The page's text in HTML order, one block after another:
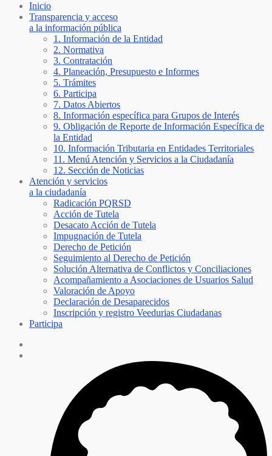
Inicio
Transparencia y acceso
a la información pública
1. Información de la Entidad
2. Normativa
3. Contratación
4. Planeación, Presupuesto e Informes
5. Trámites
6. Participa
7. Datos Abiertos
8. Información específica para Grupos de Interés
9. Obligación de Reporte de Información Específica de
la Entidad
10. Información Tributaria en Entidades Territoriales
11. Menú Atención y Servicios a la Ciudadanía
12. Sección de Noticias
Atención y servicios
a la ciudadanía
Radicación PQRSD
Acción de Tutela
Desacato Acción de Tutela
Impugnación de Tutela
Derecho de Petición
Seguimiento al Derecho de Petición
Solución Alternativa de Conflictos y Conciliaciones
Acompañamiento a Asociaciones de Usuarios Salud
Valoración de Apoyo
Declaración de Desaparecidos
Inscripción y registro Veedurias Ciudadanas
Participa